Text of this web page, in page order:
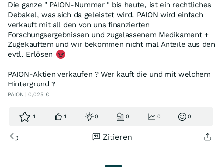
Die ganze " PAION-Nummer " bis heute, ist ein rechtliches
Debakel, was sich da geleistet wird. PAION wird einfach
verkauft mit all den von uns finanzierten
Forschungsergebnissen und zugelassenem Medikament +
Zugekauftem und wir bekommen nicht mal Anteile aus den
evtl. Erlösen
PAION-Aktien verkaufen ? Wer kauft die und mit welchem
Hintergrund ?
PAION | 0,025 €
1 1 0 0 0 0
Zitieren